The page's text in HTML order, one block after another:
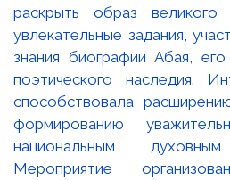
раскрыть образ
увлекательные задания,
знания биографии Абая,
поэтического наследия.
способствовала
формированию
национальным
Мероприятие